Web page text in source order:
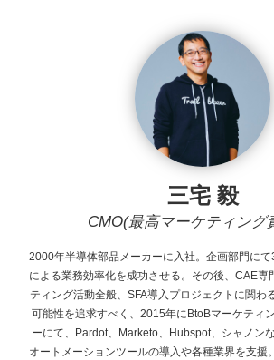
三宅 毅
CMO(最高マーケティング
2000年半導体部品メーカーに入社。企画部門に
による業務効率化を成功させる。その後、CAE専
ティング活動全般、SFA導入プロジェクトに関わ
可能性を追求すべく、2015年にBtoBマーケティ
ーにて、Pardot、Marketo、Hubspot、シャノン
オートメーションツールの導入や各種業界を支援